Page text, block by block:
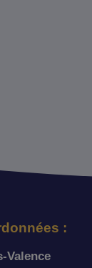
:
Valence